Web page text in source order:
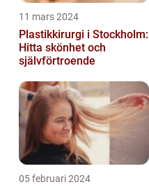
11 mars 2024
Plastikkirurgi i Stockholm:
Hitta skönhet och
självförtroende
05 februari 2024